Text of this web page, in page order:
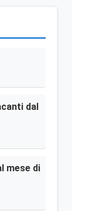
dal
mese di